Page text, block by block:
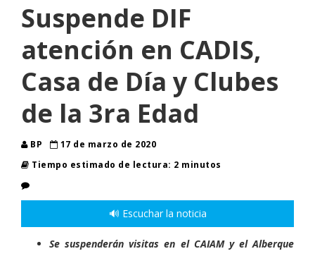
Suspende DIF
atención en CADIS,
Casa de Día y Clubes
de la 3ra Edad
BP
17 de marzo de 2020
Tiempo estimado de lectura: 2 minutos
🔊 Escuchar la noticia
Se suspenderán visitas en el CAIAM y el Alberque